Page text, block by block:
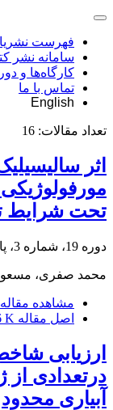
فهرست
سامانه نشر
کارگاه‌ها و
تماس با ما
English
تعداد مقالات: 16
اثر
تحت شرایط
دوره 19، شماره 3، پاییز 1396، صفحه
محمد صفری، مسعود
مشاهده مقاله
اصل مقاله K
ارزیابی
درتعدادی
آبیاری محدود